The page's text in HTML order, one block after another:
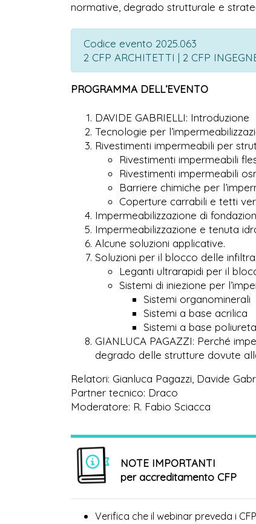
normative, degrado strutturale e
Codice evento 2025.063
2 CFP ARCHITETTI | 2 CFP
PROGRAMMA DELL’EVENTO
DAVIDE GABRIELLI: Introduzione
Tecnologie per
Rivestimenti impermeabili per
Rivestimenti impermeabili
Rivestimenti impermeabili
Barriere chimiche per
Coperture carrabili e tetti
Impermeabilizzazione di
Impermeabilizzazione e tenuta
Alcune soluzioni applicative.
Soluzioni per il blocco delle
Leganti ultrarapidi per il
Sistemi di iniezione per
Sistemi organominerali
Sistemi a base acrilica
Sistemi a base
GIANLUCA PAGAZZI: Perché
degrado delle strutture dovute
Relatori: Gianluca Pagazzi, Davide
Partner tecnico: Draco
Moderatore: R. Fabio Sciacca
NOTE IMPORTANTI
per accreditamento CFP
Verifica che il webinar preveda i